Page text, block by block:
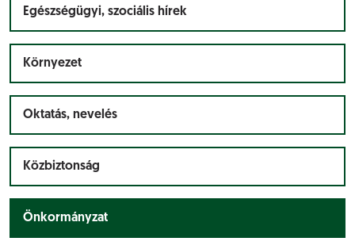
Egészségügyi, szociális hírek
Környezet
Oktatás, nevelés
Közbiztonság
Önkormányzat